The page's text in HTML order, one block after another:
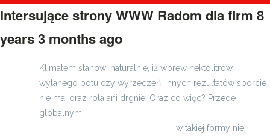
Intersujące strony WWW Radom dla firm 8
years 3 months ago
Klimatem stanowi naturalnie, iż wbrew hektolitrów
wylanego potu czy wyrzeczeń, innych rezultatów sporcie
nie ma, oraz rola ani drgnie. Oraz co więc? Przede
globalnym
w takiej formy nie